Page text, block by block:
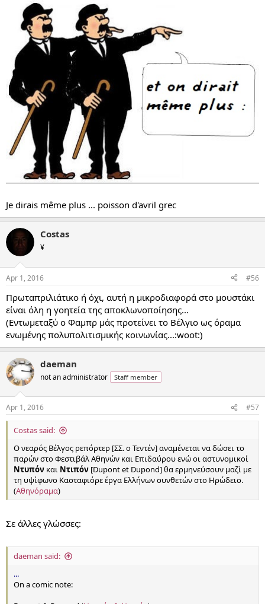
Je dirais même plus ... poisson d'avril grec
Costas
¥
Apr 1, 2016 #56
Πρωταπριλιάτικο ή όχι, αυτή η μικροδιαφορά στο μουστάκι
είναι όλη η γοητεία της αποκλωνοποίησης...
(Εντωμεταξύ ο Φαμπρ μάς προτείνει το Βέλγιο ως όραμα
ενωμένης πολυπολιτισμικής κοινωνίας...:woot:)
daeman
not an administrator Staff member
Apr 1, 2016 #57
Costas said:
Ο νεαρός Βέλγος ρεπόρτερ [ΣΣ. ο Τεντέν] αναμένεται να δώσει το
παρών στο Φεστιβάλ Αθηνών και Επιδαύρου ενώ οι αστυνομικοί
Ντυπόν και Ντιπόν [Dupont et Dupond] θα ερμηνεύσουν μαζί με
τη υψίφωνο Κασταφιόρε έργα Ελλήνων συνθετών στο Ηρώδειο.
(Αθηνόραμα)
Σε άλλες γλώσσες:
daeman said:
...
On a comic note: